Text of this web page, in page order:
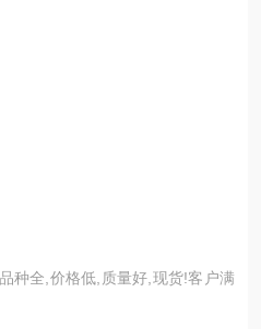
种全,价格低,质量好,现货!客户满